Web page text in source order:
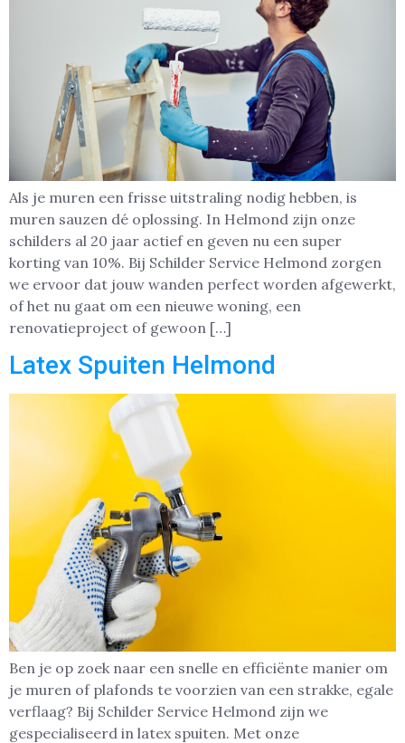
Als je muren een frisse uitstraling nodig hebben, is
muren sauzen dé oplossing. In Helmond zijn onze
schilders al 20 jaar actief en geven nu een super
korting van 10%. Bij Schilder Service Helmond zorgen
we ervoor dat jouw wanden perfect worden afgewerkt,
of het nu gaat om een nieuwe woning, een
renovatieproject of gewoon […]
Latex Spuiten Helmond
Ben je op zoek naar een snelle en efficiënte manier om
je muren of plafonds te voorzien van een strakke, egale
verflaag? Bij Schilder Service Helmond zijn we
gespecialiseerd in latex spuiten. Met onze